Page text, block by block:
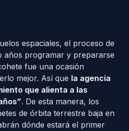
espaciales, el proceso de
años programar y prepararse
fue una ocasión
mejor. Así que la agencia
que alienta a las
. De esta manera, los
de órbita terrestre baja en
dónde estará el primer